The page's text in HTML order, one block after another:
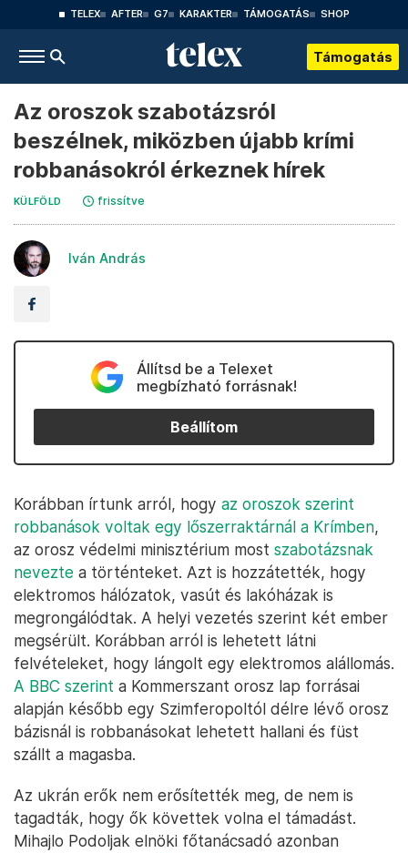
TELEX AFTER G7 KARAKTER TÁMOGATÁS SHOP
Támogatás
Az oroszok szabotázsról
beszélnek, miközben újabb krími
robbanásokról érkeznek hírek
KÜLFÖLD frissítve
Iván András
Állítsd be a Telexet
megbízható forrásnak!
Beállítom
Korábban írtunk arról, hogy az oroszok szerint
robbanások voltak egy lőszerraktárnál a Krímben,
az orosz védelmi minisztérium most szabotázsnak
nevezte a történteket. Azt is hozzátették, hogy
elektromos hálózatok, vasút és lakóházak is
megrongálódtak. A helyi vezetés szerint két ember
megsérült. Korábban arról is lehetett látni
felvételeket, hogy lángolt egy elektromos alállomás.
A BBC szerint a Kommerszant orosz lap forrásai
alapján később egy Szimferopoltól délre lévő orosz
bázisnál is robbanásokat lehetett hallani és füst
szállt a magasba.
Az ukrán erők nem erősítették meg, de nem is
tagadták, hogy ők követtek volna el támadást.
Mihajlo Podoljak elnöki főtanácsadó azonban